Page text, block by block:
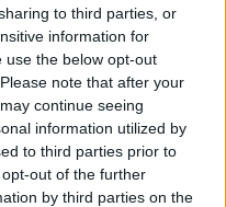
to third parties, or
information for
use the below opt-out
note that after your
continue seeing
information utilized by
to third parties prior to
out of the further
by third parties on the